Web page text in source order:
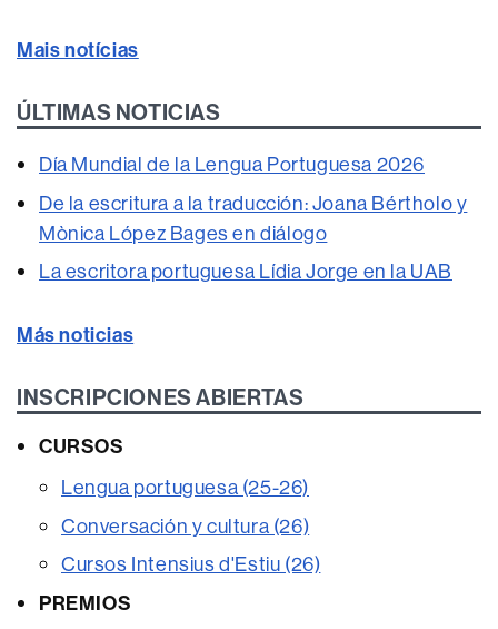
Mais notícias
ÚLTIMAS NOTICIAS
Día Mundial de la Lengua Portuguesa 2026
De la escritura a la traducción: Joana Bértholo y
Mònica López Bages en diálogo
La escritora portuguesa Lídia Jorge en la UAB
Más noticias
INSCRIPCIONES ABIERTAS
CURSOS
Lengua portuguesa (25-26)
Conversación y cultura (26)
Cursos Intensius d'Estiu (26)
PREMIOS